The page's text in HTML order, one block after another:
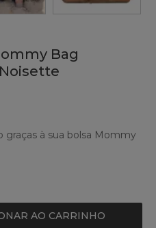
Bag
graças à sua bolsa Mommy
AO CARRINHO